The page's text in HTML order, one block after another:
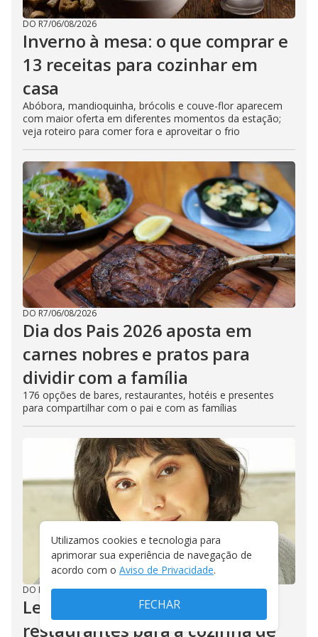
DO R7/06/08/2026
Inverno à mesa: o que comprar e
13 receitas para cozinhar em
casa
Abóbora, mandioquinha, brócolis e couve-flor aparecem
com maior oferta em diferentes momentos da estação;
veja roteiro para comer fora e aproveitar o frio
DO R7/06/08/2026
Dia dos Pais 2026 aposta em
carnes nobres e pratos para
dividir com a família
176 opções de bares, restaurantes, hotéis e presentes
para compartilhar com o pai e com as famílias
DO R7 03/08/2026
Lena Mattar leva repertório de
restaurantes para a cozinha de
Utilizamos cookies e tecnologia para
aprimorar sua experiência de navegação de
acordo com o Aviso de Privacidade.
FECHAR